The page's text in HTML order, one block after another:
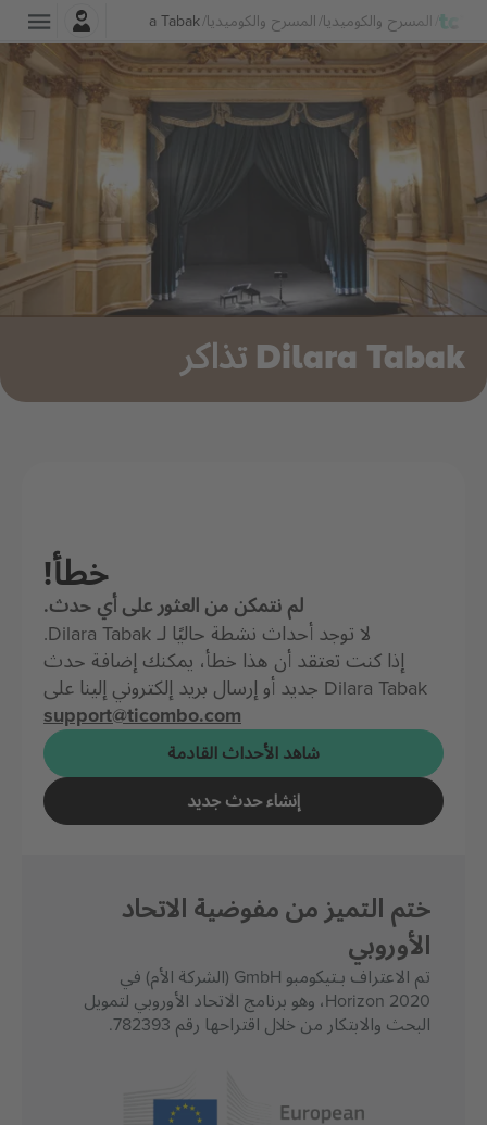
المسرح والكوميديا المسرح والكوميديا Dilara Tabak تذاكر
تسجيل الدخول
Dilara Tabak تذاكر
خطأ!
لم نتمكن من العثور على أي حدث.
لا توجد أحداث نشطة حاليًا لـ Dilara Tabak.
إذا كنت تعتقد أن هذا خطأ، يمكنك إضافة حدث
Dilara Tabak جديد أو إرسال بريد إلكتروني إلينا على
support@ticombo.com
شاهد الأحداث القادمة
إنشاء حدث جديد
ختم التميز من مفوضية الاتحاد
الأوروبي
تم الاعتراف بـتيكومبو GmbH (الشركة الأم) في
Horizon 2020، وهو برنامج الاتحاد الأوروبي لتمويل
البحث والابتكار من خلال اقتراحها رقم 782393.